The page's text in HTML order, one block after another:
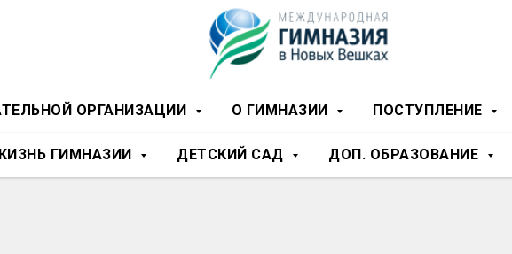
ОРГАНИЗАЦИИ О ГИМНАЗИИ ПОСТУПЛЕНИЕ
ГИМНАЗИИ ДЕТСКИЙ САД ДОП. ОБРАЗОВАНИЕ